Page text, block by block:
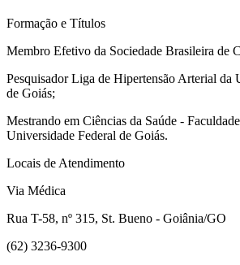
Formação e Títulos
Membro Efetivo da Sociedade Brasileira de
Pesquisador Liga de Hipertensão Arterial da
de Goiás;
Mestrando em Ciências da Saúde -
Universidade Federal de Goiás.
Locais de Atendimento
Via Médica
Rua T-58, nº 315, St. Bueno - Goiânia/GO
(62) 3236-9300